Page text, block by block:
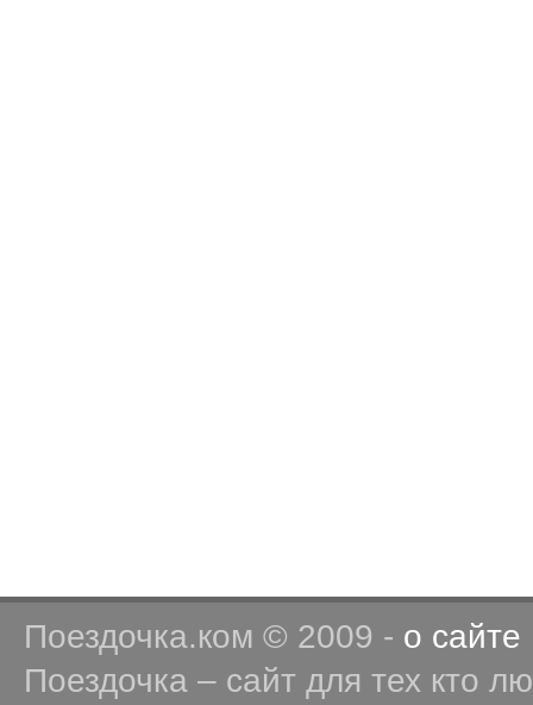
Поездочка.ком © 2009 - о сайте
Поездочка – сайт для тех кто